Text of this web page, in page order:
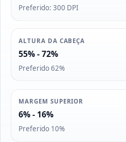
Preferido: 300 DPI
ALTURA DA CABEÇA
55% - 72%
Preferido 62%
MARGEM SUPERIOR
6% - 16%
Preferido 10%